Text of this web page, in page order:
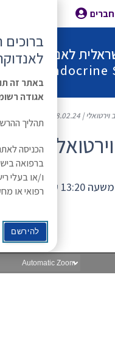
Israel Endocrine
| הזמנה להרשמה
| הזמנה להרשמה
באתר זה
אגודה
תהליך
הכניסה
ברפואה
ו/או בעלי
רפואי או
להירשם